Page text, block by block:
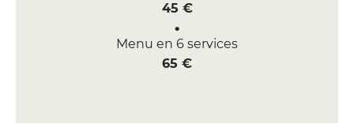
45 €
Menu en 6 services
65 €